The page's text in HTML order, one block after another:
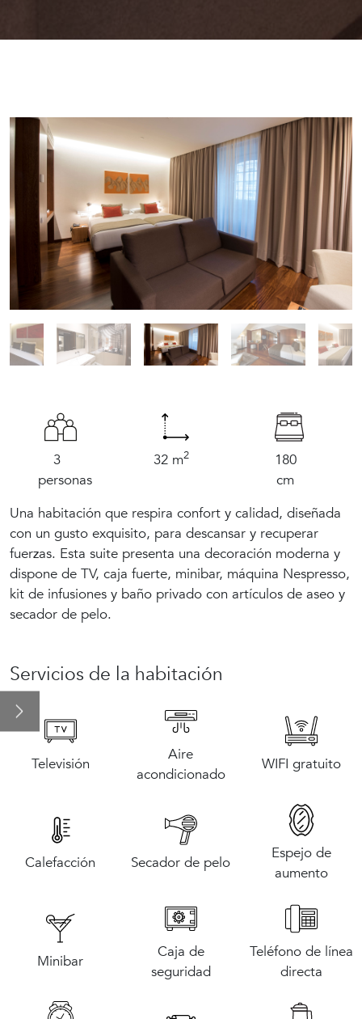
hotel y su entorno
habitaciones
ciudad: Oporto
3
personas
32 m2
180
cm
Una habitación que respira confort y calidad, diseñada
con un gusto exquisito, para descansar y recuperar
fuerzas. Esta suite presenta una decoración moderna y
dispone de TV, caja fuerte, minibar, máquina Nespresso,
kit de infusiones y baño privado con artículos de aseo y
secador de pelo.
Servicios de la habitación
Televisión
Aire
acondicionado
WIFI gratuito
Calefacción Secador de pelo
Espejo de
aumento
Minibar
Caja de
seguridad
Teléfono de línea
directa